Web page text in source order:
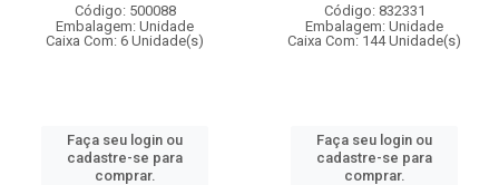
Código: 500088
Embalagem: Unidade
Caixa Com: 6 Unidade(s)
Faça seu login ou
cadastre-se para
comprar.
Código: 832331
Embalagem: Unidade
Caixa Com: 144 Unidade(s)
Faça seu login ou
cadastre-se para
comprar.